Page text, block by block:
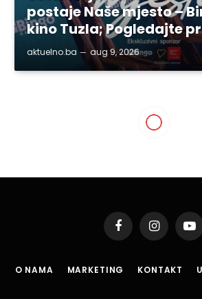
postaje Naše mjesto –
kino Tuzla; Pogledajte
aktuelno.ba aug 9, 2026
Vlada TK:
partnerski odnos
Savezom